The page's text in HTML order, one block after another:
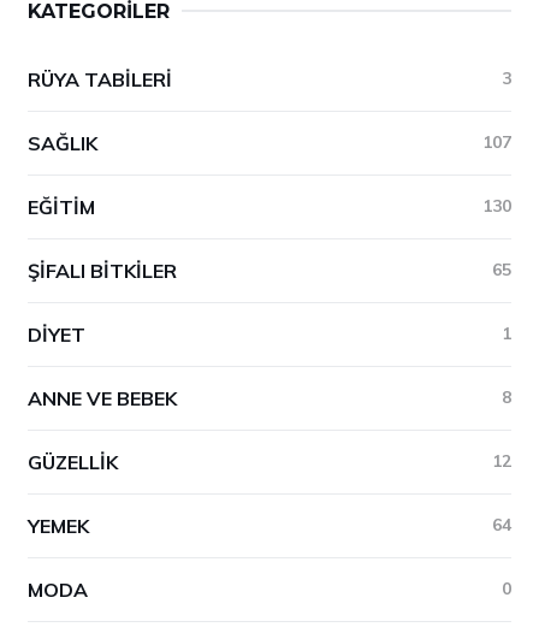
KATEGORILER
RÜYA TABILERI 3
SAĞLIK 107
EĞITIM 130
ŞIFALI BITKILER 65
DIYET 1
ANNE VE BEBEK 8
GÜZELLIK 12
YEMEK 64
MODA 0